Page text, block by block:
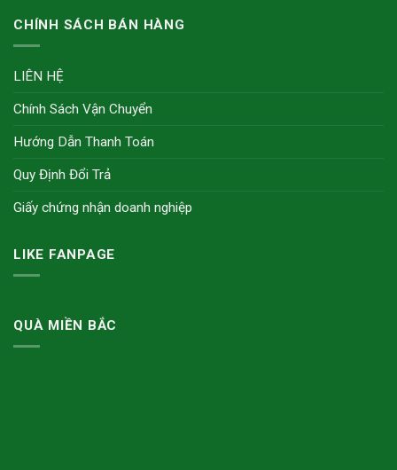
CHÍNH SÁCH BÁN HÀNG
LIÊN HỆ
Chính Sách Vận Chuyển
Hướng Dẫn Thanh Toán
Quy Định Đổi Trả
Giấy chứng nhận doanh nghiệp
LIKE FANPAGE
QUÀ MIỀN BẮC